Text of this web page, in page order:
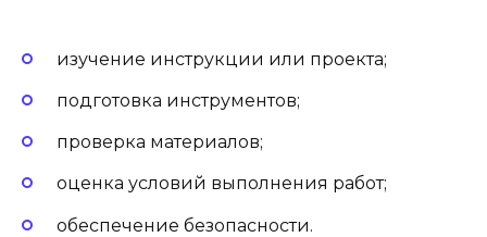
изучение инструкции или проекта;
подготовка инструментов;
проверка материалов;
оценка условий выполнения работ;
обеспечение безопасности.